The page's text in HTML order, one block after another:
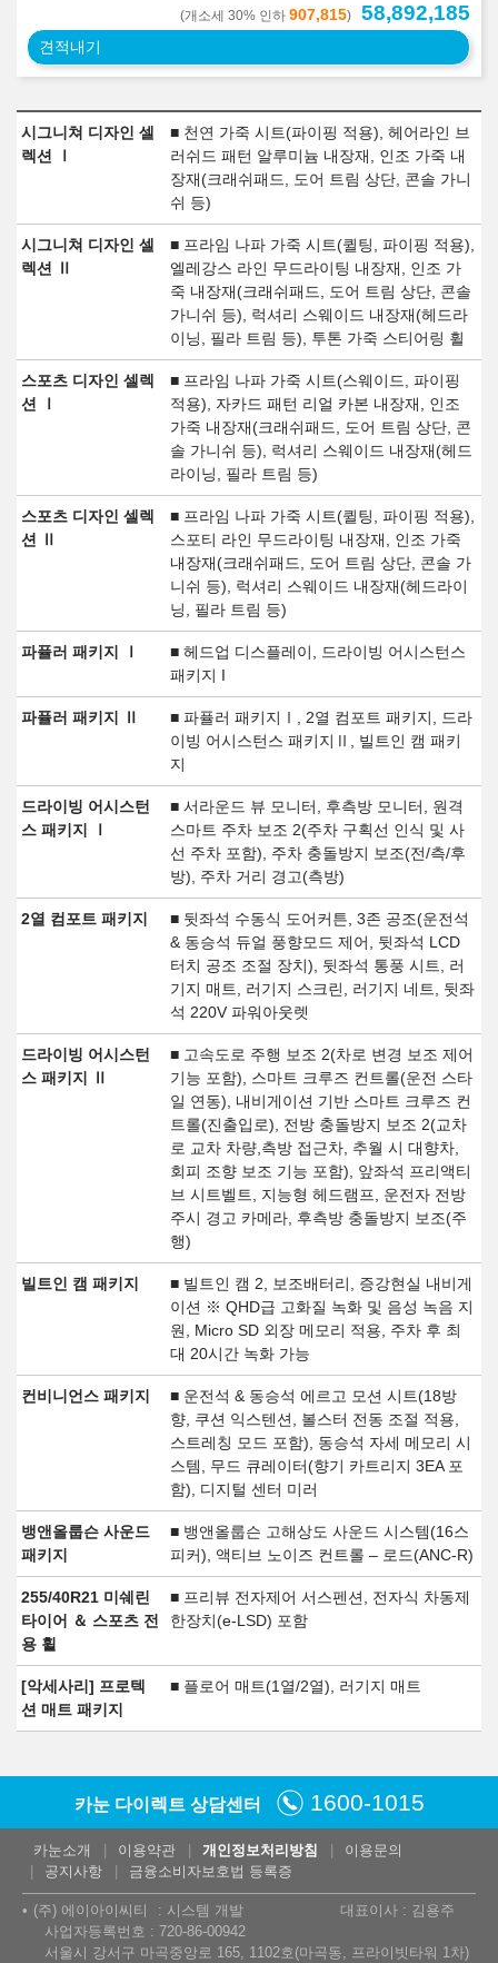
(개소세 30% 인하 907,815) 58,892,185
견적내기
시그니쳐 디자인 셀
렉션 Ⅰ
■ 천연 가죽 시트(파이핑 적용), 헤어라인 브
러쉬드 패턴 알루미늄 내장재, 인조 가죽 내
장재(크래쉬패드, 도어 트림 상단, 콘솔 가니
쉬 등)
시그니쳐 디자인 셀
렉션 Ⅱ
■ 프라임 나파 가죽 시트(퀼팅, 파이핑 적용),
엘레강스 라인 무드라이팅 내장재, 인조 가
죽 내장재(크래쉬패드, 도어 트림 상단, 콘솔
가니쉬 등), 럭셔리 스웨이드 내장재(헤드라
이닝, 필라 트림 등), 투톤 가죽 스티어링 휠
스포츠 디자인 셀렉
션 Ⅰ
■ 프라임 나파 가죽 시트(스웨이드, 파이핑
적용), 자카드 패턴 리얼 카본 내장재, 인조
가죽 내장재(크래쉬패드, 도어 트림 상단, 콘
솔 가니쉬 등), 럭셔리 스웨이드 내장재(헤드
라이닝, 필라 트림 등)
스포츠 디자인 셀렉
션 Ⅱ
■ 프라임 나파 가죽 시트(퀼팅, 파이핑 적용),
스포티 라인 무드라이팅 내장재, 인조 가죽
내장재(크래쉬패드, 도어 트림 상단, 콘솔 가
니쉬 등), 럭셔리 스웨이드 내장재(헤드라이
닝, 필라 트림 등)
파퓰러 패키지 Ⅰ
■ 헤드업 디스플레이, 드라이빙 어시스턴스
패키지 I
파퓰러 패키지 Ⅱ
■ 파퓰러 패키지Ⅰ, 2열 컴포트 패키지, 드라
이빙 어시스턴스 패키지Ⅱ, 빌트인 캠 패키
지
드라이빙 어시스턴
스 패키지 Ⅰ
■ 서라운드 뷰 모니터, 후측방 모니터, 원격
스마트 주차 보조 2(주차 구획선 인식 및 사
선 주차 포함), 주차 충돌방지 보조(전/측/후
방), 주차 거리 경고(측방)
2열 컴포트 패키지
■ 뒷좌석 수동식 도어커튼, 3존 공조(운전석
& 동승석 듀얼 풍향모드 제어, 뒷좌석 LCD
터치 공조 조절 장치), 뒷좌석 통풍 시트, 러
기지 매트, 러기지 스크린, 러기지 네트, 뒷좌
석 220V 파워아웃렛
드라이빙 어시스턴
스 패키지 Ⅱ
■ 고속도로 주행 보조 2(차로 변경 보조 제어
기능 포함), 스마트 크루즈 컨트롤(운전 스타
일 연동), 내비게이션 기반 스마트 크루즈 컨
트롤(진출입로), 전방 충돌방지 보조 2(교차
로 교차 차량,측방 접근차, 추월 시 대향차,
회피 조향 보조 기능 포함), 앞좌석 프리액티
브 시트벨트, 지능형 헤드램프, 운전자 전방
주시 경고 카메라, 후측방 충돌방지 보조(주
행)
빌트인 캠 패키지
■ 빌트인 캠 2, 보조배터리, 증강현실 내비게
이션 ※ QHD급 고화질 녹화 및 음성 녹음 지
원, Micro SD 외장 메모리 적용, 주차 후 최
대 20시간 녹화 가능
컨비니언스 패키지
■ 운전석 & 동승석 에르고 모션 시트(18방
향, 쿠션 익스텐션, 볼스터 전동 조절 적용,
스트레칭 모드 포함), 동승석 자세 메모리 시
스템, 무드 큐레이터(향기 카트리지 3EA 포
함), 디지털 센터 미러
뱅앤올룹슨 사운드
패키지
■ 뱅앤올룹슨 고해상도 사운드 시스템(16스
피커), 액티브 노이즈 컨트롤 – 로드(ANC-R)
255/40R21 미쉐린
타이어 ＆ 스포츠 전
용 휠
■ 프리뷰 전자제어 서스펜션, 전자식 차동제
한장치(e-LSD) 포함
[악세사리] 프로텍
션 매트 패키지
■ 플로어 매트(1열/2열), 러기지 매트
카눈 다이렉트 상담센터 1600-1015
카눈소개 이용약관 개인정보처리방침
이용문의
공지사항
금융소비자보호법 등록증
(주) 에이아이씨티 시스템 개발
대표이사 : 김용주
사업자등록번호 : 720-86-00942
서울시 강서구 마곡중앙로 165, 1102호(마곡동, 프라이빗타워 1차)